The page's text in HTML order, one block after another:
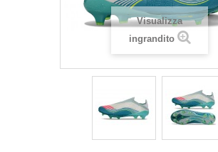
Visualizza
ingrandito